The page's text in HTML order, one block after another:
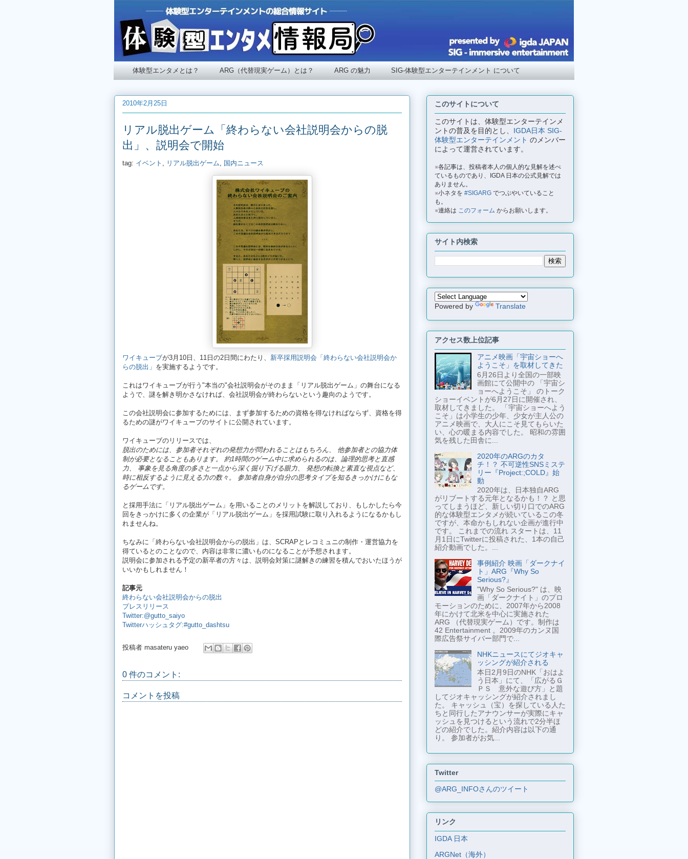
体験型エンタメとは？ ARG（代替現実ゲーム）とは？ ARG の魅力 SIG-体験型エンターテインメント について
2010年2月25日
リアル脱出ゲーム「終わらない会社説明会からの脱
出」、説明会で開始
tag: イベント リアル脱出ゲーム 国内ニュース
ワイキューブが3月10日、11日の2日間にわたり、 新卒採用説明会「終わらない会社説明会か
らの脱出」 を実施するようです。
これはワイキューブが行う"本当の"会社説明会がそのまま「リアル脱出ゲーム」の舞台になる
ようで、謎を解き明かさなければ、会社説明会が終わらないという趣向のようです。
この会社説明会に参加するためには、まず参加するための資格を得なければならず、資格を得
るための謎がワイキューブのサイトに公開されています。
ワイキューブのリリースでは、
脱出のためには、参加者それぞれの発想力が問われることはもちろん、
他参加者との協力体
制が必要となることもあります。
約1時間のゲーム中に求められるのは、論理的思考と直感
力、
事象を見る角度の多さと一点から深く掘り下げる眼力、
発想の転換と素直な視点など、
時に相反するように見える力の数々。
参加者自身が自分の思考タイプを知るきっかけにもな
るゲームです。
と採用手法に「リアル脱出ゲーム」を用いることのメリットを解説しており、もしかしたら今
回をきっかけに多くの企業が「リアル脱出ゲーム」を採用試験に取り入れるようになるかもし
れませんね。
ちなみに「終わらない会社説明会からの脱出」は、SCRAPとレコミュニの制作・運営協力を
得ているとのことなので、内容は非常に濃いものになることが予想されます。
説明会に参加される予定の新卒者の方々は、説明会対策に謎解きの練習を積んでおいたほうが
いいかもしれません！
記事元
終わらない会社説明会からの脱出
プレスリリース
Twitter:@gutto_saiyo
Twitterハッシュタグ:#gutto_dashtsu
投稿者 masateru yaeo
0 件のコメント:
コメントを投稿
このサイトについて
このサイトは、体験型エンターテインメ
ントの普及を目的とし、 IGDA日本 SIG-
体験型エンターテインメント のメンバー
によって運営されています。
※各記事は、投稿者本人の個人的な見解を述べ
ているものであり、IGDA 日本の公式見解では
ありません。
※小ネタを #SIGARG でつぶやいていること
も。
※連絡は このフォーム からお願いします。
サイト内検索
Powered by Translate
アクセス数上位記事
アニメ映画「宇宙ショーへ
ようこそ」を取材してきた
6月26日より全国の一部映
画館にて公開中の 「宇宙シ
ョーへようこそ」 のトーク
ショーイベントが6月27日に開催され、
取材してきました。 「宇宙ショーへよう
こそ」は小学生の少年、少女が主人公の
アニメ映画で、大人にこそ見てもらいた
い、心の暖まる内容でした。 昭和の雰囲
気を残した田舎に...
2020年のARGのカタ
チ！？ 不可逆性SNSミステ
リー『Project:;COLD』始
動
2020年は、日本独自ARG
がリブートする元年となるかも！？ と思
ってしまうほど、新しい切り口でのARG
的な体験型エンタメが続いているこの冬
ですが、本命かもしれない企画が進行中
です。 これまでの流れ スタートは、11
月1日にTwitterに投稿された、1本の自己
紹介動画でした。...
事例紹介 映画「ダークナイ
ト」ARG『Why So
Serious?』
"Why So Serious?" は、映
画「ダークナイト」のプロ
モーションのために、2007年から2008
年にかけて北米を中心に実施された
ARG （代替現実ゲーム）です。制作は
42 Entertainment 。2009年のカンヌ国
際広告祭サイバー部門で...
NHKニュースにてジオキャ
ッシングが紹介される
本日2月9日のNHK「おはよ
う日本」にて、「広がるＧ
ＰＳ 意外な遊び方」と題
してジオキャッシングが紹介されまし
た。 キャッシュ（宝）を探している人た
ちと同行したアナウンサーが実際にキャ
ッシュを見つけるという流れで2分半ほ
どの紹介でした。紹介内容は以下の通
り。 参加者がお気...
Twitter
@ARG_INFOさんのツイート
リンク
IGDA 日本
ARGNet（海外）